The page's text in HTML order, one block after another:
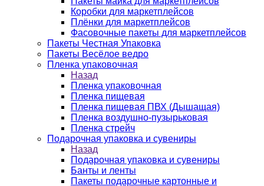
Коробки для маркетплейсов
Плёнки для маркетплейсов
Фасовочные пакеты для маркетплейсов
Пакеты Честная Упаковка
Пакеты Весёлое ведро
Пленка упаковочная
Назад
Пленка упаковочная
Пленка пищевая
Пленка пищевая ПВХ (Дышащая)
Пленка воздушно-пузырьковая
Пленка стрейч
Подарочная упаковка и сувениры
Назад
Подарочная упаковка и сувениры
Банты и ленты
Пакеты подарочные картонные и